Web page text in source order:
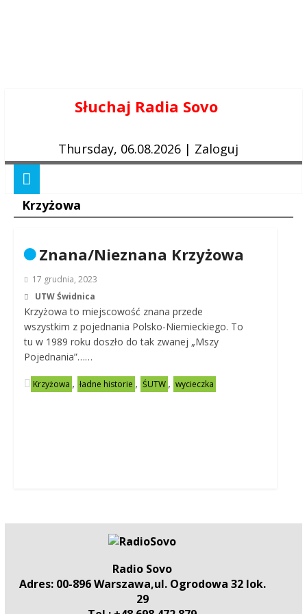
Słuchaj Radia Sovo
Thursday, 06.08.2026 | Zaloguj
Krzyżowa
Znana/Nieznana Krzyżowa
17 grudnia, 2023
UTW Świdnica
Krzyżowa to miejscowość znana przede
wszystkim z pojednania Polsko-Niemieckiego. To
tu w 1989 roku doszło do tak zwanej „Mszy
Pojednania”……
Krzyżowa , ładne historie , ŚUTW , wycieczka
Radio Sovo
Adres: 00-896 Warszawa,ul. Ogrodowa 32 lok.
29